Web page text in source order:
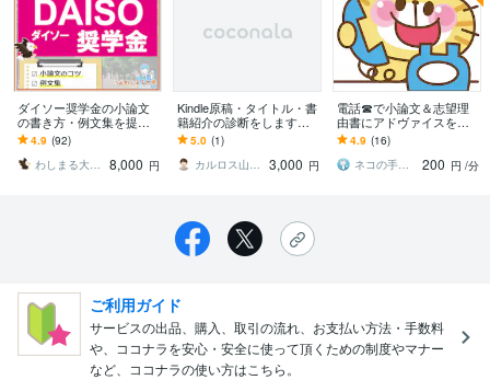
ダイソー奨学金の小論文
の書き方・例文集を提供
します 大人気 民間給付奨
学金の作文攻略ノウハウ
を徹底解説！
4.9 (92)
わしまる大学＠奨学金アドバイザー
8,000 円
Kindle原稿・タイトル・書
籍紹介の診断をします
「何が問題で次に何をす
べきか」だけをハッキリ
させる診断です。
5.0 (1)
カルロス山本｜Web集客一気通貫ニキ
3,000 円
電話☎で小論文＆志望理
由書にアドヴァイスを行
います 小論文の書き方＆
考え方に不安のある方に
はピッタリのサービス！
4.9 (16)
ネコの手も借りたい＠青山舎
200 円 /分
ご利用ガイド
サービスの出品、購入、取引の流れ、お支払い方法・手数料
や、ココナラを安心・安全に使って頂くための制度やマナー
など、ココナラの使い方はこちら。